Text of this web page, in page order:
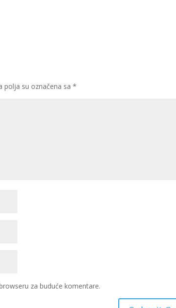
polja su označena sa*
za buduće komentare.